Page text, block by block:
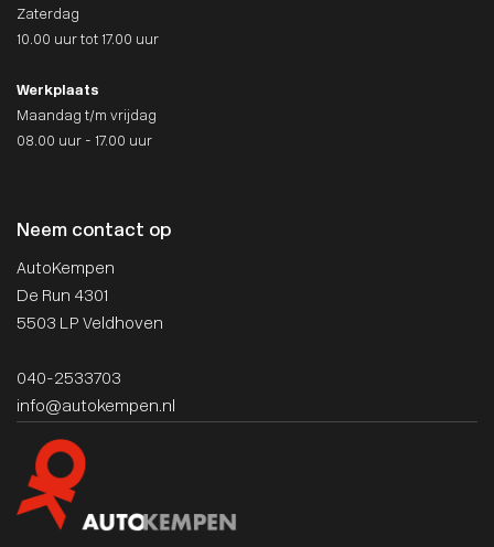
Zaterdag
10.00 uur tot 17.00 uur
Werkplaats
Maandag t/m vrijdag
08.00 uur - 17.00 uur
Neem contact op
AutoKempen
De Run 4301
5503 LP Veldhoven
040-2533703
info@autokempen.nl